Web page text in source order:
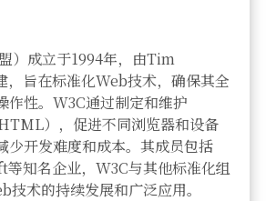
）成立于1994年，由Tim
旨在标准化Web技术，确保其全
作性。W3C通过制定和维护
），促进不同浏览器和设备
少开发难度和成本。其成员包括
知名企业，W3C与其他标准化组
技术的持续发展和广泛应用。